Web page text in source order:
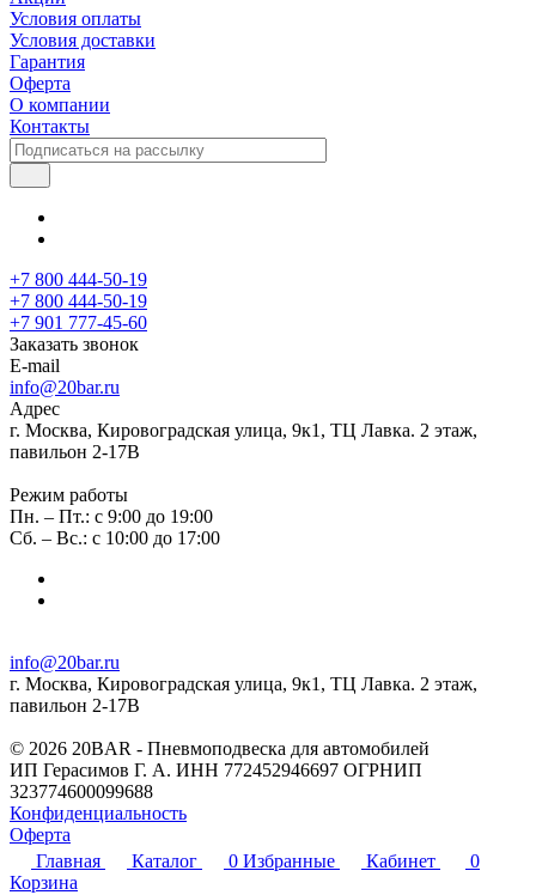
Условия оплаты
Условия доставки
Гарантия
Оферта
О компании
Контакты
+7 800 444-50-19
+7 800 444-50-19
+7 901 777-45-60
Заказать звонок
E-mail
info@20bar.ru
Адрес
г. Москва, Кировоградская улица, 9к1, ТЦ Лавка. 2 этаж,
павильон 2-17В
Режим работы
Пн. – Пт.: с 9:00 до 19:00
Сб. – Вс.: с 10:00 до 17:00
info@20bar.ru
г. Москва, Кировоградская улица, 9к1, ТЦ Лавка. 2 этаж,
павильон 2-17В
© 2026 20BAR - Пневмоподвеска для автомобилей
ИП Герасимов Г. А. ИНН 772452946697 ОГРНИП
323774600099688
Конфиденциальность
Оферта
Главная
Каталог 0 Избранные Кабинет
0
Корзина